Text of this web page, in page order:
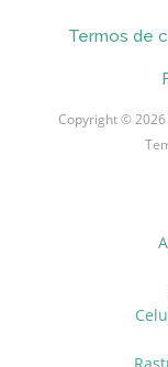
Termos de
Copyright © 2026